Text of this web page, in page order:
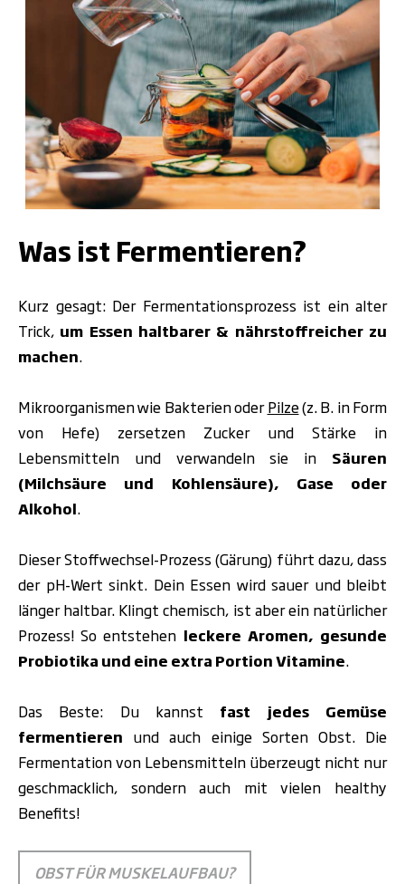
Was ist Fermentieren?
Kurz gesagt: Der Fermentationsprozess ist ein alter
Trick, um Essen haltbarer & nährstoffreicher zu
machen.
Mikroorganismen wie Bakterien oderPilze(z. B. in Form
von Hefe) zersetzen Zucker und Stärke in
Lebensmitteln und verwandeln sie in Säuren
(Milchsäure und Kohlensäure), Gase oder
Alkohol.
Dieser Stoffwechsel-Prozess (Gärung) führt dazu, dass
der pH-Wert sinkt. Dein Essen wird sauer und bleibt
länger haltbar. Klingt chemisch, ist aber ein natürlicher
Prozess! So entstehen leckere Aromen, gesunde
Probiotika und eine extra Portion Vitamine.
Das Beste: Du kannst fast jedes Gemüse
fermentieren und auch einige Sorten Obst. Die
Fermentation von Lebensmitteln überzeugt nicht nur
geschmacklich, sondern auch mit vielen healthy
Benefits!
OBST FÜR MUSKELAUFBAU?